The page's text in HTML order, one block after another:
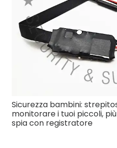
Sicurezza bambini:
monitorare i tuoi piccoli,
spia con registratore